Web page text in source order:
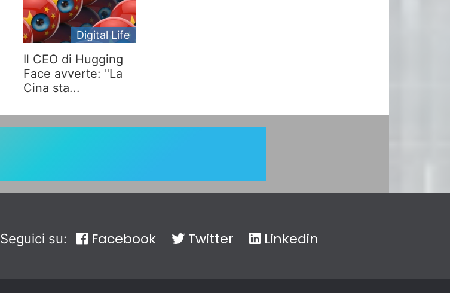
Digital Life
Il CEO di Hugging
Face avverte: "La
Cina sta...
Seguici su: Facebook Twitter Linkedin